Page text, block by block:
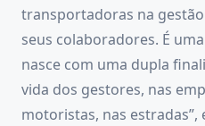
transportadoras na
seus colaboradores. É
nasce com uma dupla
vida dos gestores, nas
motoristas, nas estradas”,